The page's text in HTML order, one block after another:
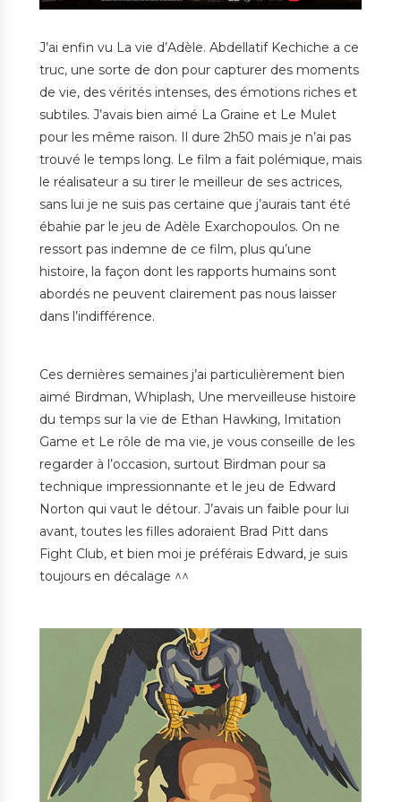
J’ai enfin vu La vie d’Adèle. Abdellatif Kechiche a ce
truc, une sorte de don pour capturer des moments
de vie, des vérités intenses, des émotions riches et
subtiles. J’avais bien aimé La Graine et Le Mulet
pour les même raison. Il dure 2h50 mais je n’ai pas
trouvé le temps long. Le film a fait polémique, mais
le réalisateur a su tirer le meilleur de ses actrices,
sans lui je ne suis pas certaine que j’aurais tant été
ébahie par le jeu de Adèle Exarchopoulos. On ne
ressort pas indemne de ce film, plus qu’une
histoire, la façon dont les rapports humains sont
abordés ne peuvent clairement pas nous laisser
dans l’indifférence.
Ces dernières semaines j’ai particulièrement bien
aimé Birdman, Whiplash, Une merveilleuse histoire
du temps sur la vie de Ethan Hawking, Imitation
Game et Le rôle de ma vie, je vous conseille de les
regarder à l’occasion, surtout Birdman pour sa
technique impressionnante et le jeu de Edward
Norton qui vaut le détour. J’avais un faible pour lui
avant, toutes les filles adoraient Brad Pitt dans
Fight Club, et bien moi je préférais Edward, je suis
toujours en décalage ^^